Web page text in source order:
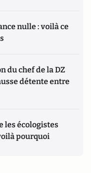
nulle : voilà ce
du chef de la DZ
détente entre
les écologistes
pourquoi